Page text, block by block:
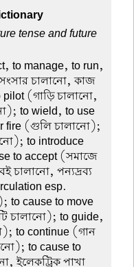
tense and future
to manage, to run,
চালানো, কাজ
(গাড়ি চালানো,
to wield, to use
fire (গুলি চালানো);
to introduce
to accept (সমাজে
চালানো, পন্যদ্রব্য
esp.
to cause to move
চালানো); to guide,
to continue (গান
to cause to
ইলেকট্রিক পাখা